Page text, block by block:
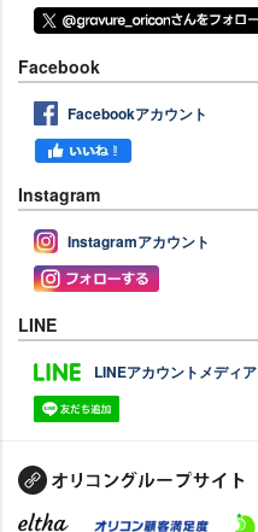
Facebook
Facebookアカウント
Instagram
Instagramアカウント
LINE
LINEアカウントメディア